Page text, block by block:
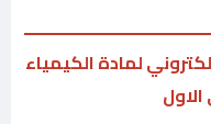
لمادة الكيمياء